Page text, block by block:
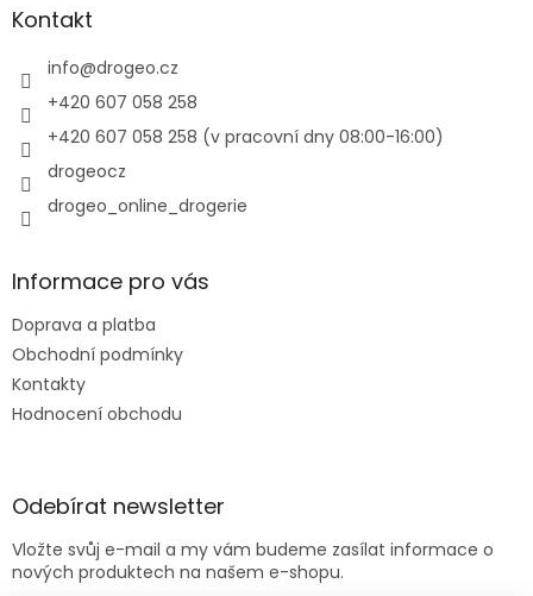
aKontakt
info@drogeo.cz
+420 607 058 258
+420 607 058 258 (v pracovní dny 08:00-16:00)
drogeocz
drogeo_online_drogerie
Informace pro vás
Doprava a platba
Obchodní podmínky
Kontakty
Hodnocení obchodu
Odebírat newsletter
Vložte svůj e-mail a my vám budeme zasílat informace o
nových produktech na našem e-shopu.